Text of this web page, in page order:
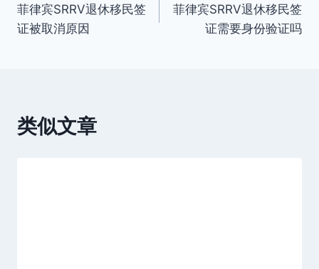
章
菲律宾SRRV退休移民签
证被取消原因
菲律宾SRRV退休移民签
证需要身份验证吗
类似文章